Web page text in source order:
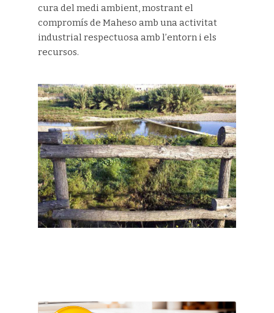
cura del medi ambient, mostrant el
compromís de Maheso amb una activitat
industrial respectuosa amb l’entorn i els
recursos.